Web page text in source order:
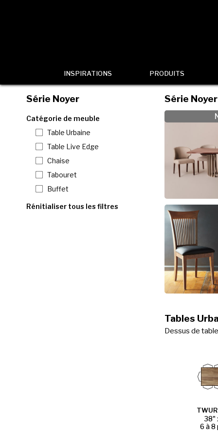
INSPIRATIONS PRODUITS
Série Noyer
Catégorie de meuble
Table Urbaine
Table Live Edge
Chaise
Tabouret
Buffet
Rénitialiser tous les filtres
Série Noyer
Tables
Dessus de
38"
6 à 8